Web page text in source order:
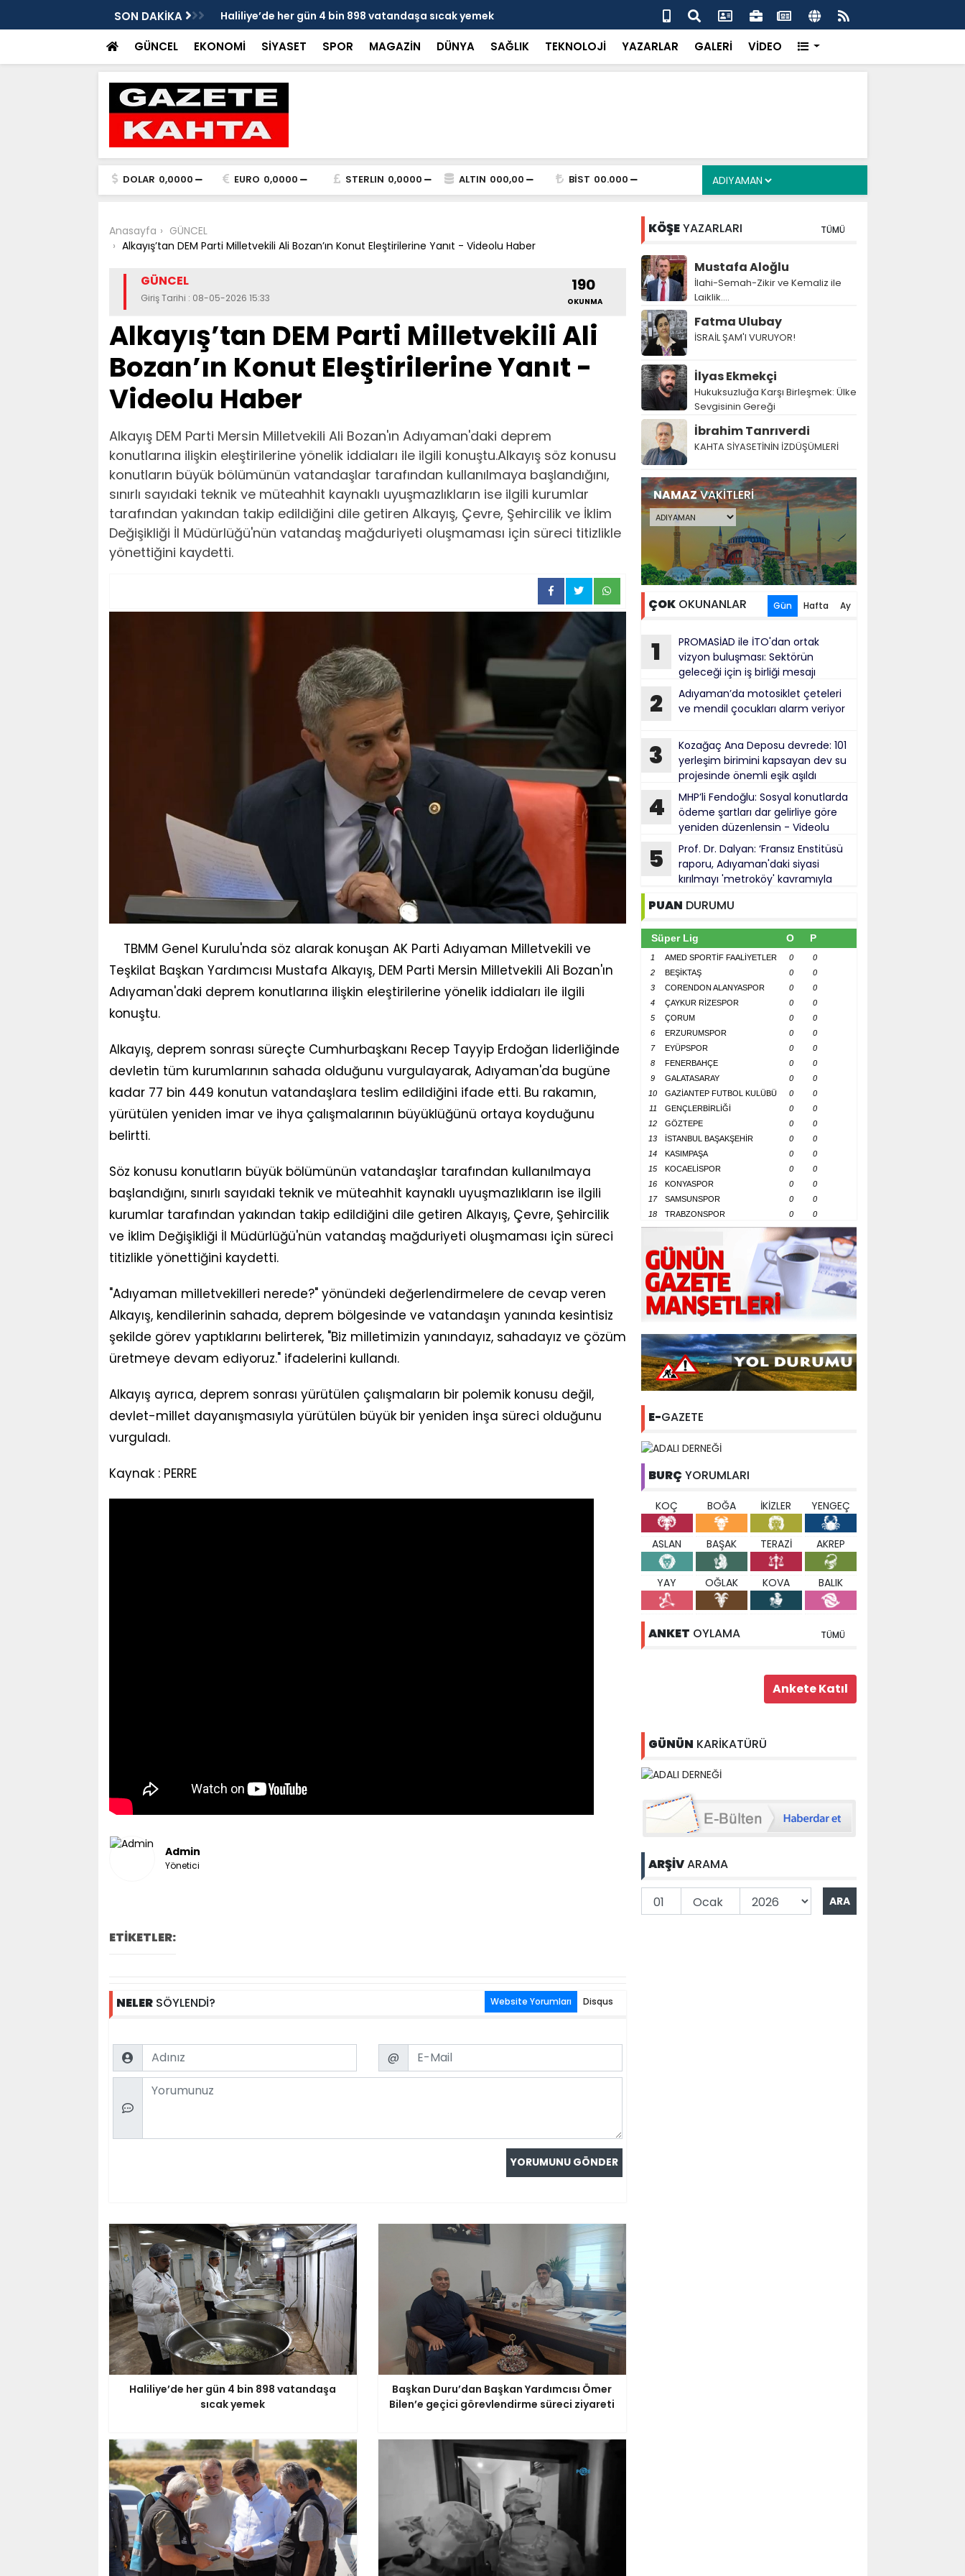
SON DAKİKA
Korunmayı Alışkanlık Haline Haliliye’de her gün 4 bin 898 vatandaşa sıcak yemek
Başkan Duru’dan Başkan Yardımcısı Ömer Bilen’e geçici
görevlendirme süreci ziyareti
GÜNCEL EKONOMİ SİYASET SPOR MAGAZİN DÜNYA SAĞLIK TEKNOLOJİ YAZARLAR GALERİ VİDEO
DOLAR 0,0000 EURO 0,0000 STERLIN 0,0000 ALTIN 000,00 BİST 00.000
Anasayfa
GÜNCEL
Alkayış’tan DEM Parti Milletvekili Ali Bozan’ın Konut Eleştirilerine Yanıt - Videolu Haber
GÜNCEL
Giriş Tarihi : 08-05-2026 15:33
190
OKUNMA
Alkayış’tan DEM Parti Milletvekili Ali
Bozan’ın Konut Eleştirilerine Yanıt -
Videolu Haber
Alkayış DEM Parti Mersin Milletvekili Ali Bozan'ın Adıyaman'daki deprem
konutlarına ilişkin eleştirilerine yönelik iddiaları ile ilgili konuştu.Alkayış söz konusu
konutların büyük bölümünün vatandaşlar tarafından kullanılmaya başlandığını,
sınırlı sayıdaki teknik ve müteahhit kaynaklı uyuşmazlıkların ise ilgili kurumlar
tarafından yakından takip edildiğini dile getiren Alkayış, Çevre, Şehircilik ve İklim
Değişikliği İl Müdürlüğü'nün vatandaş mağduriyeti oluşmaması için süreci titizlikle
yönettiğini kaydetti.
TBMM Genel Kurulu'nda söz alarak konuşan AK Parti Adıyaman Milletvekili ve
Teşkilat Başkan Yardımcısı Mustafa Alkayış, DEM Parti Mersin Milletvekili Ali Bozan'ın
Adıyaman'daki deprem konutlarına ilişkin eleştirilerine yönelik iddiaları ile ilgili
konuştu.
Alkayış, deprem sonrası süreçte Cumhurbaşkanı Recep Tayyip Erdoğan liderliğinde
devletin tüm kurumlarının sahada olduğunu vurgulayarak, Adıyaman'da bugüne
kadar 77 bin 449 konutun vatandaşlara teslim edildiğini ifade etti. Bu rakamın,
yürütülen yeniden imar ve ihya çalışmalarının büyüklüğünü ortaya koyduğunu
belirtti.
Söz konusu konutların büyük bölümünün vatandaşlar tarafından kullanılmaya
başlandığını, sınırlı sayıdaki teknik ve müteahhit kaynaklı uyuşmazlıkların ise ilgili
kurumlar tarafından yakından takip edildiğini dile getiren Alkayış, Çevre, Şehircilik
ve İklim Değişikliği İl Müdürlüğü'nün vatandaş mağduriyeti oluşmaması için süreci
titizlikle yönettiğini kaydetti.
"Adıyaman milletvekilleri nerede?" yönündeki değerlendirmelere de cevap veren
Alkayış, kendilerinin sahada, deprem bölgesinde ve vatandaşın yanında kesintisiz
şekilde görev yaptıklarını belirterek, "Biz milletimizin yanındayız, sahadayız ve çözüm
üretmeye devam ediyoruz." ifadelerini kullandı.
Alkayış ayrıca, deprem sonrası yürütülen çalışmaların bir polemik konusu değil,
devlet-millet dayanışmasıyla yürütülen büyük bir yeniden inşa süreci olduğunu
vurguladı.
Kaynak : PERRE
Admin
Yönetici
ETİKETLER:
NELERSÖYLENDİ? Website Yorumları Disqus
Name Email
@
Comment
Haliliye’de her gün 4 bin 898 vatandaşa
sıcak yemek
Başkan Duru’dan Başkan Yardımcısı Ömer
Bilen’e geçici görevlendirme süreci ziyareti
KÖŞEYAZARLARI TÜMÜ
Mustafa Aloğlu
İlahi-Semah-Zikir ve Kemaliz ile
Laiklik….
Fatma Ulubay
İSRAİL ŞAM'I VURUYOR!
İlyas Ekmekçi
Hukuksuzluğa Karşı Birleşmek: Ülke
Sevgisinin Gereği
İbrahim Tanrıverdi
KAHTA SİYASETİNİN İZDÜŞÜMLERİ
NAMAZVAKİTLERİ
ÇOKOKUNANLAR Gün Hafta Ay
1
PROMASİAD ile İTO'dan ortak
vizyon buluşması: Sektörün
geleceği için iş birliği mesajı
2
Adıyaman’da motosiklet çeteleri
ve mendil çocukları alarm veriyor
3
Kozağaç Ana Deposu devrede: 101
yerleşim birimini kapsayan dev su
projesinde önemli eşik aşıldı
4
MHP’li Fendoğlu: Sosyal konutlarda
ödeme şartları dar gelirliye göre
yeniden düzenlensin - Videolu
5
Prof. Dr. Dalyan: ‘Fransız Enstitüsü
raporu, Adıyaman'daki siyasi
kırılmayı 'metroköy' kavramıyla
açıklıyor’
PUAN DURUMU
Süper Lig O P
1 AMED SPORTİF FAALİYETLER 0
0
2
BEŞİKTAŞ 0
0
3
CORENDON ALANYASPOR 0
0
4
ÇAYKUR RİZESPOR 0
0
5
ÇORUM 0
0
6
ERZURUMSPOR 0
0
7
EYÜPSPOR 0
0
8
FENERBAHÇE 0
0
9
GALATASARAY 0
0
10
GAZİANTEP FUTBOL KULÜBÜ 0
0
11
GENÇLERBİRLİĞİ 0
0
12
GÖZTEPE 0
0
13
İSTANBUL BAŞAKŞEHİR 0
0
14
KASIMPAŞA 0
0
15
KOCAELİSPOR 0
0
16
KONYASPOR 0
0
17
SAMSUNSPOR 0
0
18
TRABZONSPOR 0 0
E-GAZETE
BURÇ YORUMLARI
KOÇ BOĞA İKİZLER YENGEÇ
ASLAN BAŞAK TERAZİ AKREP
YAY OĞLAK KOVA BALIK
ANKET OYLAMA TÜMÜ
GÜNÜN KARİKATÜRÜ
ARŞİVARAMA